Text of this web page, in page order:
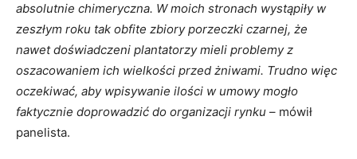
absolutnie chimeryczna. W moich stronach wystąpiły w
zeszłym roku tak obfite zbiory porzeczki czarnej, że
nawet doświadczeni plantatorzy mieli problemy z
oszacowaniem ich wielkości przed żniwami. Trudno więc
oczekiwać, aby wpisywanie ilości w umowy mogło
faktycznie doprowadzić do organizacji rynku – mówił
panelista.